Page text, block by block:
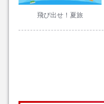
飛び出せ！夏旅